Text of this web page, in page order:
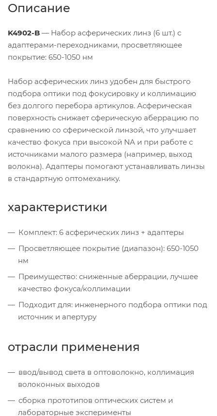
Описание
K4902-B — Набор асферических линз (6 шт.) с
адаптерами-переходниками, просветляющее
покрытие: 650-1050 нм
Набор асферических линз удобен для быстрого
подбора оптики под фокусировку и коллимацию
без долгого перебора артикулов. Асферическая
поверхность снижает сферическую аберрацию по
сравнению со сферической линзой, что улучшает
качество фокуса при высокой NA и при работе с
источниками малого размера (например, выход
волокна). Адаптеры помогают устанавливать линзы
в стандартную оптомеханику.
характеристики
Комплект: 6 асферических линз + адаптеры
Просветляющее покрытие (диапазон): 650-1050
нм
Преимущество: сниженные аберрации, лучшее
качество фокуса/коллимации
Подходит для: инженерного подбора оптики под
источник и апертуру
отрасли применения
ввод/вывод света в оптоволокно, коллимация
волоконных выходов
сборка прототипов оптических систем и
лабораторные эксперименты